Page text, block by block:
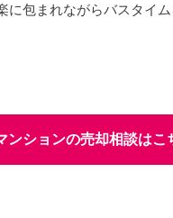
に包まれながらバスタイ
ンションの売却相談はこ